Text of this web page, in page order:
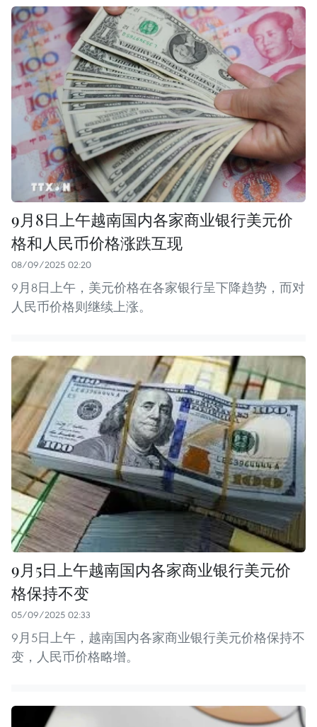
9月8日上午越南国内各家商业银行美元价
格和人民币价格涨跌互现
08/09/2025 02:20
9月8日上午，美元价格在各家银行呈下降趋势，而对
人民币价格则继续上涨。
9月5日上午越南国内各家商业银行美元价
格保持不变
05/09/2025 02:33
9月5日上午，越南国内各家商业银行美元价格保持不
变，人民币价格略增。